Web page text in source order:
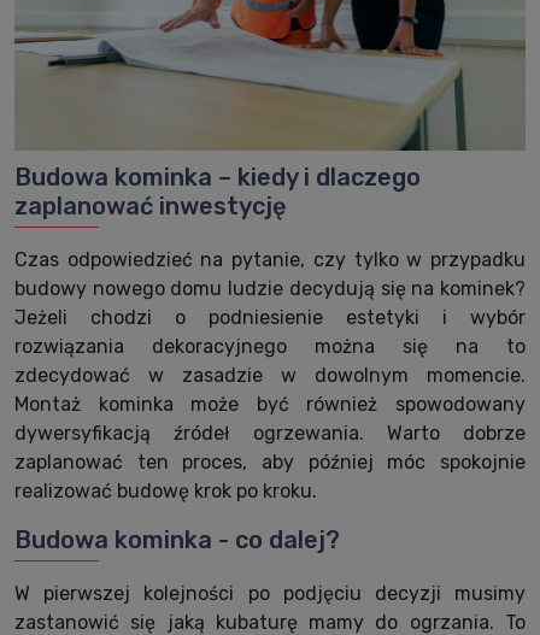
Budowa kominka – kiedy i dlaczego
zaplanować inwestycję
Czas odpowiedzieć na pytanie, czy tylko w przypadku
budowy nowego domu ludzie decydują się na kominek?
Jeżeli chodzi o podniesienie estetyki i wybór
rozwiązania dekoracyjnego można się na to
zdecydować w zasadzie w dowolnym momencie.
Montaż kominka może być również spowodowany
dywersyfikacją źródeł ogrzewania. Warto dobrze
zaplanować ten proces, aby później móc spokojnie
realizować budowę krok po kroku.
Budowa kominka - co dalej?
W pierwszej kolejności po podjęciu decyzji musimy
zastanowić się jaką kubaturę mamy do ogrzania. To